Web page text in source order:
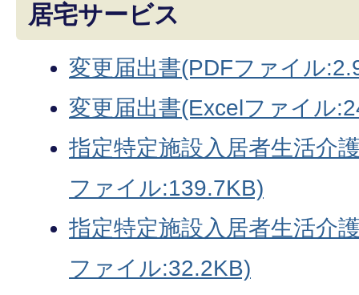
居宅サービス
変更届出書(PDFファイル
変更届出書(Excelファイル
指定特定施設入居者生活介
ファイル:139.7KB)
指定特定施設入居者生活介
ファイル:32.2KB)